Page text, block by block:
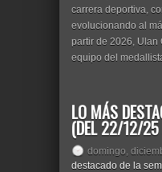
carrera deportiva,
evolucionando al
partir de 2026, Ulan
equipo del
LO MÁS
(DEL 22/12/
domingo,
destacado de la